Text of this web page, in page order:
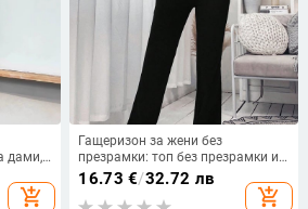
дами,
стил,
add_shopping_cart
Гащеризон за жени без
презрамки: топ без презрамки и
панталони с леко разкрояване,
средна талия, полиестер,
микроеластичност, средна
16.73 €/32.72 лв
add_shopping_cart